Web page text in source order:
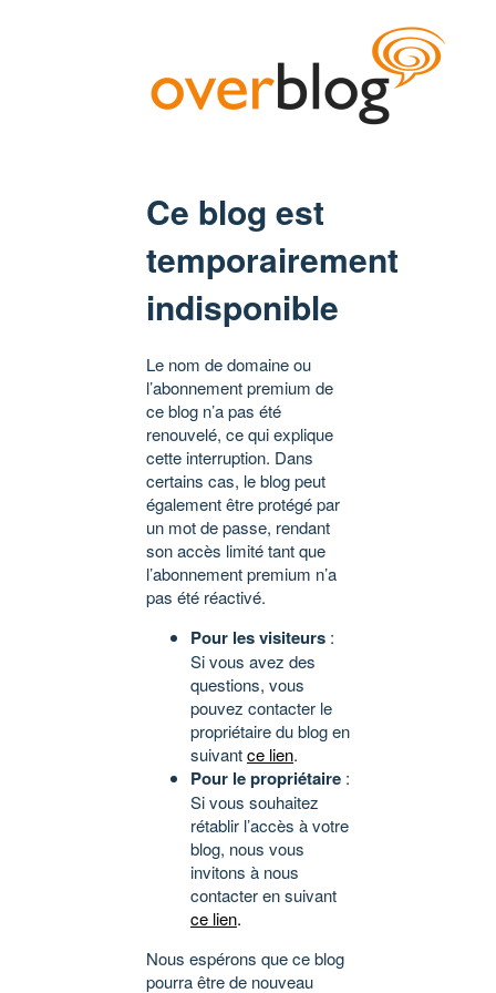
Ce blog est
temporairement
indisponible
Le nom de domaine ou
l’abonnement premium de
ce blog n’a pas été
renouvelé, ce qui explique
cette interruption. Dans
certains cas, le blog peut
également être protégé par
un mot de passe, rendant
son accès limité tant que
l’abonnement premium n’a
pas été réactivé.
Pour les visiteurs :
Si vous avez des
questions, vous
pouvez contacter le
propriétaire du blog en
suivantce lien.
Pour le propriétaire :
Si vous souhaitez
rétablir l’accès à votre
blog, nous vous
invitons à nous
contacter en suivant
ce lien.
Nous espérons que ce blog
pourra être de nouveau